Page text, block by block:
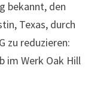
bekannt, den
Texas, durch
zu reduzieren:
im Werk Oak Hill